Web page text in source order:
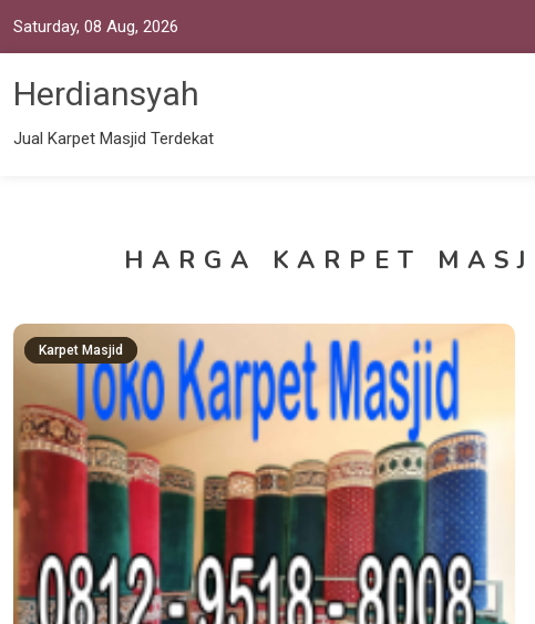
Saturday, 08 Aug, 2026
Herdiansyah
Jual Karpet Masjid Terdekat
HARGA KARPET
Karpet Masjid